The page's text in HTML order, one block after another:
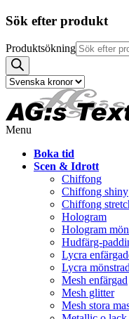
Sök efter produkt
Produktsökning
Menu
Boka tid
Scen & Idrott
Chiffong
Chiffong shiny
Chiffong
Hologram
Hologram
Hudfärg-
Lycra
Lycra
Mesh enfärgad
Mesh glitter
Mesh stora